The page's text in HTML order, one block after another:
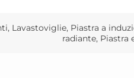
Lavastoviglie, Piastra a
radiante,